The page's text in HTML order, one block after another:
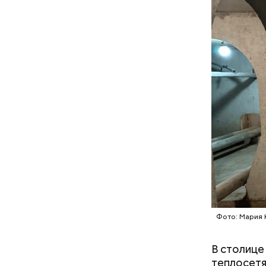
Фото: Мария
В
В
Подвал